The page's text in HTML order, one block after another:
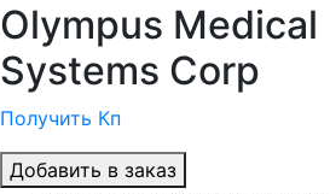
Olympus Medical
Systems Corp
Получить Кп
Добавить в заказ